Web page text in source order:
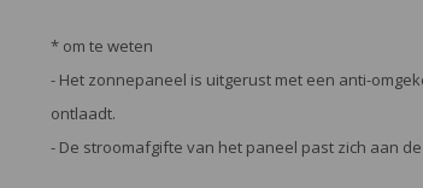
* om te weten
- Het zonnepaneel is uitgerust met een anti-
ontlaadt.
- De stroomafgifte van het paneel past zich aan